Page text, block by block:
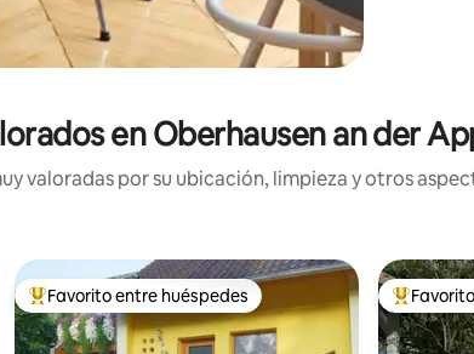
en Oberhausen an der
valoradas por su ubicación, limpieza y otros
Favorito entre huéspedes preferido
Favorito entre huéspedes Favorito